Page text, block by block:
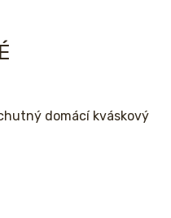
domácí kváskový